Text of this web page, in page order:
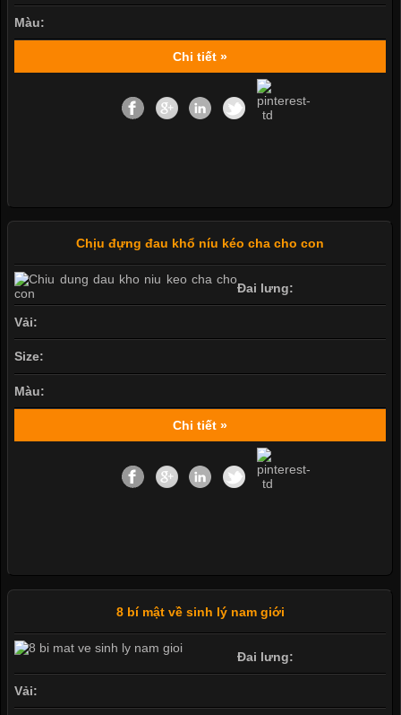
Màu:
Chi tiết »
Chịu đựng đau khổ níu kéo cha cho con
Đai lưng:
Vải:
Size:
Màu:
Chi tiết »
8 bí mật về sinh lý nam giới
Đai lưng:
Vải: